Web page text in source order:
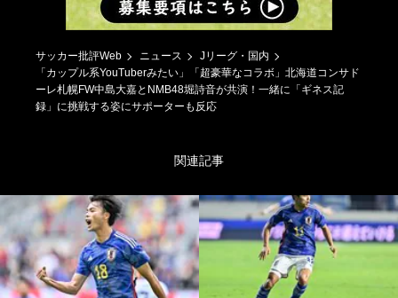
サッカー批評Web ニュース
Jリーグ・国内
「カップル系YouTuberみたい」「超豪華なコラボ」北海道コンサド
ーレ札幌FW中島大嘉とNMB48堀詩音が共演！一緒に「ギネス記
録」に挑戦する姿にサポーターも反応
関連記事